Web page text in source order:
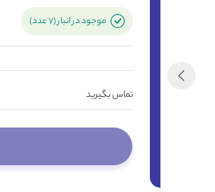
موجود در انبار (7 عدد)
تماس بگیرید